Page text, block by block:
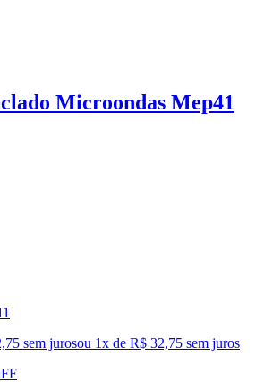
Microondas Mep41
sem jurosou 1x de R$ 32,75 sem juros